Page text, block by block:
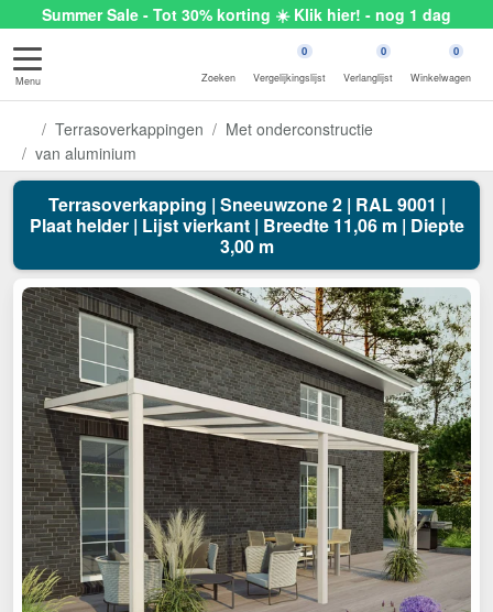
Summer Sale - Tot 30% korting ☀️ Klik hier! - nog 1 dag
Menu Zoeken
0
Vergelijkingslijst
0
Verlanglijst
0
Winkelwagen
Terrasoverkappingen
Met onderconstructie
van aluminium
Terrasoverkapping | Sneeuwzone 2 | RAL 9001 |
Plaat helder | Lijst vierkant | Breedte 11,06 m | Diepte
3,00 m